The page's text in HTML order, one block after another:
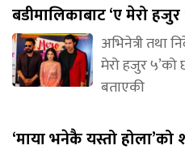
बडीमालिकाबाट ‘ए मेरो
अभिनेत्री तथा
मेरो हजुर
बताएकी
‘माया भनेकै यस्तो होला’को